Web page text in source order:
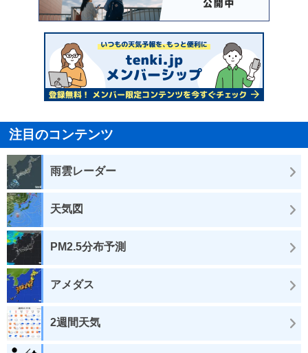
注目のコンテンツ
雨雲レーダー
天気図
PM2.5分布予測
アメダス
2週間天気